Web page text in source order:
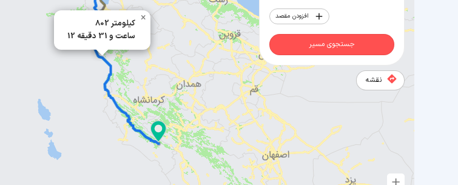
802 کیلومتر
12 ساعت و 31 دقیقه
× افزودن مقصد
جستجوی مسیر
نقشه